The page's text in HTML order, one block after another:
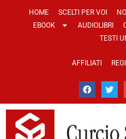
HOME SCELTI PER VOI
EBOOK
AUDIOLIBRI
TESTI
AFFILIATI